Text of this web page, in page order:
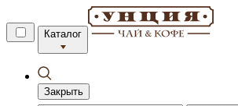
Каталог
Закрыть